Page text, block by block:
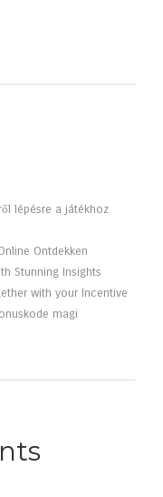
lépésre a játékhoz
Ontdekken
Stunning Insights
with your Incentive
magi